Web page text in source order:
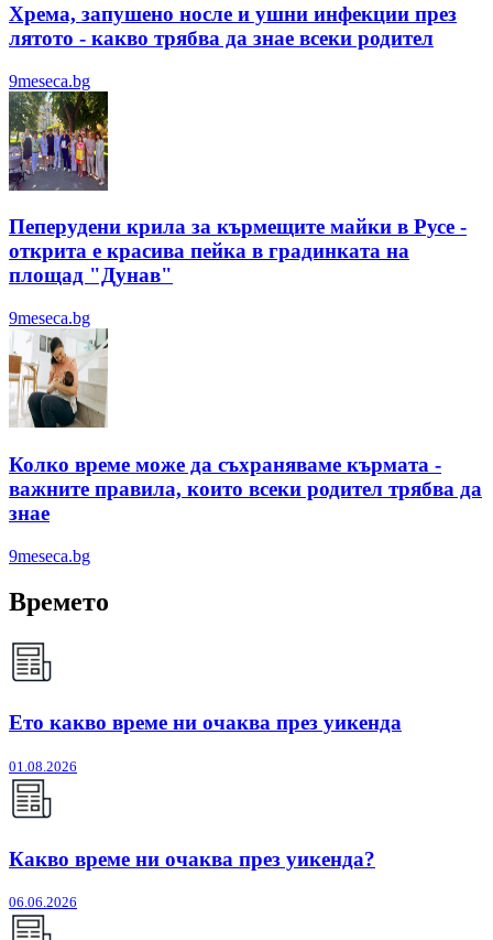
Хрема, запушено носле и ушни инфекции през
лятотo - какво трябва да знае всеки родител
9meseca.bg
Пеперудени крила за кърмещите майки в Русе -
открита е красива пейка в градинката на
площад "Дунав"
9meseca.bg
Колко време може да съхраняваме кърмата -
важните правила, които всеки родител трябва да
знае
9meseca.bg
Времето
Ето какво време ни очаква през уикенда
01.08.2026
Какво време ни очаква през уикенда?
06.06.2026